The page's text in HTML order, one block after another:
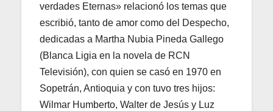
verdades Eternas» relacionó los temas que
escribió, tanto de amor como del Despecho,
dedicadas a Martha Nubia Pineda Gallego
(Blanca Ligia en la novela de RCN
Televisión), con quien se casó en 1970 en
Sopetrán, Antioquia y con tuvo tres hijos:
Wilmar Humberto, Walter de Jesús y Luz